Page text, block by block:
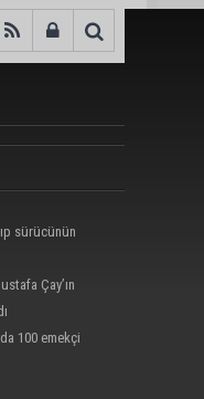
sürücünün
Çay’ın
100 emekçi